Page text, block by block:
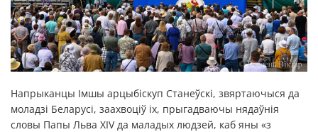
Напрыканцы Імшы арцыбіскуп Станеўскі, звяртаючыся да
моладзі Беларусі, заахвоціў іх, прыгадваючы нядаўнія
словы Папы Льва XIV да маладых людзей, каб яны «з